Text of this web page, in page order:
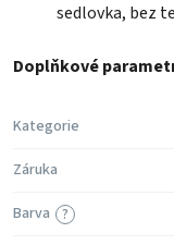
sedlovka, bez
Doplňkové
Kategorie
Záruka
?
Barva